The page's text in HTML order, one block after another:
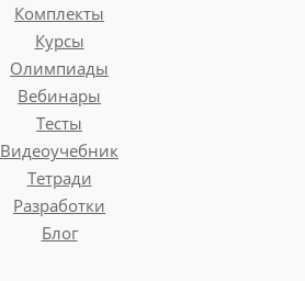
Комплекты
Курсы
Олимпиады
Вебинары
Тесты
Видеоучебник
Тетради
Разработки
Блог